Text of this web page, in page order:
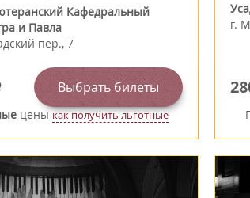
Кафедральный
и Павла
пер., 7
Выбрать билеты
ценыкак получить льготные
г.